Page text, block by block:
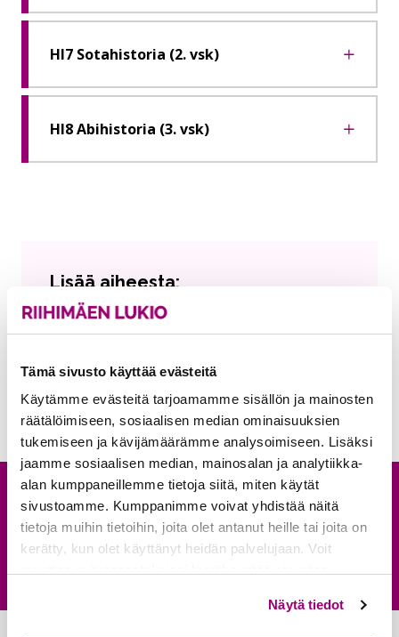
Tämä sivusto käyttää evästeitä
Käytämme evästeitä tarjoamamme sisällön ja mainosten
räätälöimiseen, sosiaalisen median ominaisuuksien
tukemiseen ja kävijämäärämme analysoimiseen. Lisäksi
jaamme sosiaalisen median, mainosalan ja analytiikka-
alan kumppaneillemme tietoja siitä, miten käytät
sivustoamme. Kumppanimme voivat yhdistää näitä
tietoja muihin tietoihin, joita olet antanut heille tai joita on
kerätty, kun olet käyttänyt heidän palvelujaan. Voit
Näytä tiedot
HI7 Sotahistoria (2. vsk)
HI8 Abihistoria (3. vsk)
Lisää aiheesta:
Opintojaksoselosteet
Nykyinen sivu
Historia
Klikkaa käyttääksesi valikkoa
Anna palautetta
Palautepalvelu
Siirtyy ulkoiselle